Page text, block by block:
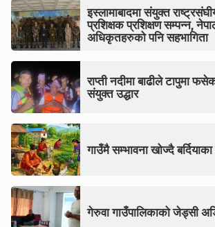
इस्लामाबादमा संयुक्त
प्रशिक्षक प्रशिक्षण सम्पन्न,
अधिकृतहरुको पनि सहभागिता
राप्ती नदीमा बाढीले टापुमा
संयुक्त उद्धार
गाउँमै सम्भावना खोज्दै
गेरुवा गाउँपालिकाको जेड्सी